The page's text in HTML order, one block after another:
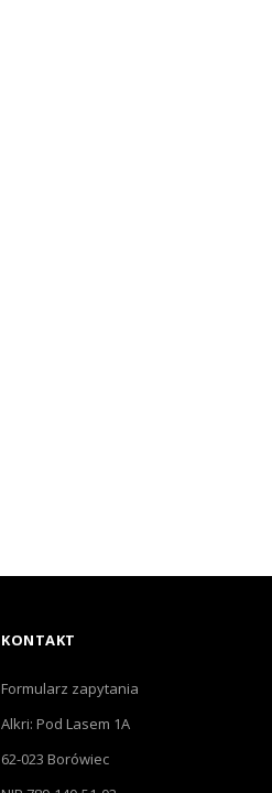
KONTAKT
Formularz zapytania
Alkri: Pod Lasem 1A
62-023 Borówiec